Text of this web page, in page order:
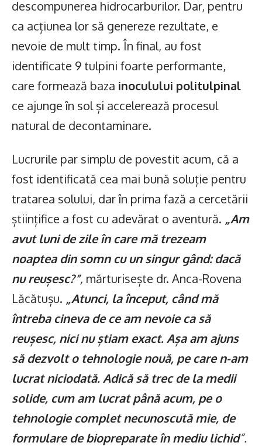
descompunerea hidrocarburilor. Dar, pentru
ca acțiunea lor să genereze rezultate, e
nevoie de mult timp. În final, au fost
identificate 9 tulpini foarte performante,
care formează baza inoculului politulpinal
ce ajunge în sol și accelerează procesul
natural de decontaminare.
Lucrurile par simplu de povestit acum, că a
fost identificată cea mai bună soluție pentru
tratarea solului, dar în prima fază a cercetării
științifice a fost cu adevărat o aventură. „Am
avut luni de zile în care mă trezeam
noaptea din somn cu un singur gând: dacă
nu reușesc?”, mărturisește dr. Anca-Rovena
Lăcătușu. „Atunci, la început, când mă
întreba cineva de ce am nevoie ca să
reușesc, nici nu știam exact. Așa am ajuns
să dezvolt o tehnologie nouă, pe care n-am
lucrat niciodată. Adică să trec de la medii
solide, cum am lucrat până acum, pe o
tehnologie complet necunoscută mie, de
formulare de biopreparate în mediu lichid”.